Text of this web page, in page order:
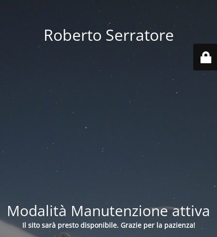
Roberto Serratore
Modalità Manutenzione attiva
Il sito sarà presto disponibile. Grazie per la pazienza!